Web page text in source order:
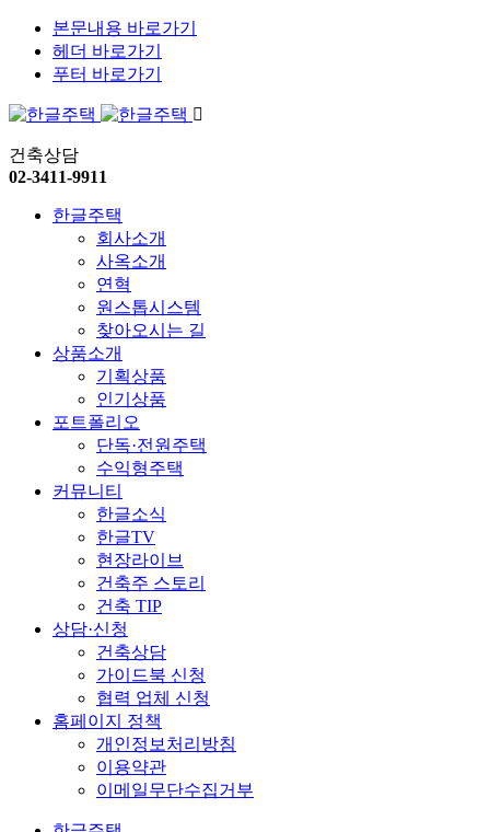
본문내용 바로가기
헤더 바로가기
푸터 바로가기
건축상담
02-3411-9911
한글주택
회사소개
사옥소개
연혁
원스톱시스템
찾아오시는 길
상품소개
기획상품
인기상품
포트폴리오
단독·전원주택
수익형주택
커뮤니티
한글소식
한글TV
현장라이브
건축주 스토리
건축 TIP
상담·신청
건축상담
가이드북 신청
협력 업체 신청
홈페이지 정책
개인정보처리방침
이용약관
이메일무단수집거부